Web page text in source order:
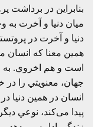
بنابراين در
ميان دنيا و آخرت
دنيا و آخرت در
همين معنا که انسان
است و هم اخروي. به
جهان، معنويتي را در
انسان در همين دنيا
پيدا می‌کند، نوعي